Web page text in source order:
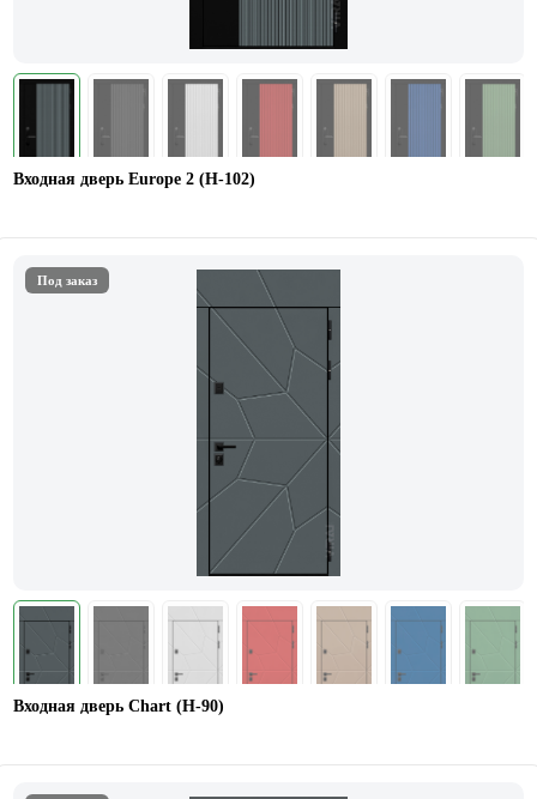
Входная дверь Europe 2 (Н-102)
Под заказ
Входная дверь Chart (Н-90)